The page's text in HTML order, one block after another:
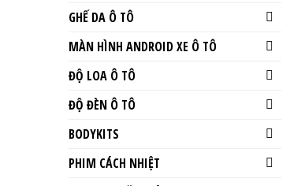
GHẾ DA Ô TÔ
MÀN HÌNH ANDROID XE Ô TÔ
ĐỘ LOA Ô TÔ
ĐỘ ĐÈN Ô TÔ
BODYKITS
PHIM CÁCH NHIỆT